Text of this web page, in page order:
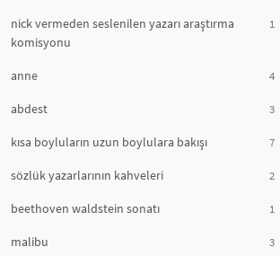
nick vermeden seslenilen yazarı araştırma
komisyonu
1
anne 4
abdest 3
kısa boyluların uzun boylulara bakışı 7
sözlük yazarlarının kahveleri 2
beethoven waldstein sonatı 1
malibu 3